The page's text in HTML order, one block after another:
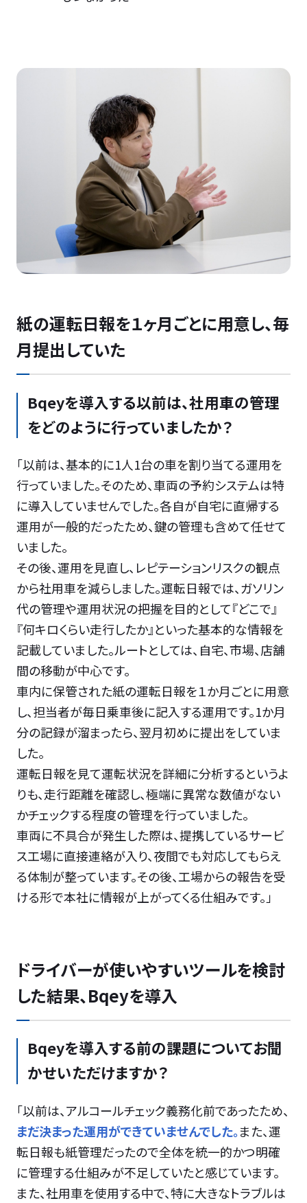
紙の運転日報を１ヶ月ごとに用意し、毎
月提出していた
Bqeyを導入する以前は、社用車の管理
をどのように行っていましたか？
「以前は、基本的に1人1台の車を割り当てる運用を
行っていました。そのため、車両の予約システムは特
に導入していませんでした。各自が自宅に直帰する
運用が一般的だったため、鍵の管理も含めて任せて
いました。
その後、運用を見直し、レピテーションリスクの観点
から社用車を減らしました。運転日報では、ガソリン
代の管理や運用状況の把握を目的として『どこで』
『何キロくらい走行したか』といった基本的な情報を
記載していました。ルートとしては、自宅、市場、店舗
間の移動が中心です。
車内に保管された紙の運転日報を１か月ごとに用意
し、担当者が毎日乗車後に記入する運用です。1か月
分の記録が溜まったら、翌月初めに提出をしていま
した。
運転日報を見て運転状況を詳細に分析するというよ
りも、走行距離を確認し、極端に異常な数値がない
かチェックする程度の管理を行っていました。
車両に不具合が発生した際は、提携しているサービ
ス工場に直接連絡が入り、夜間でも対応してもらえ
る体制が整っています。その後、工場からの報告を受
ける形で本社に情報が上がってくる仕組みです。」
ドライバーが使いやすいツールを検討
した結果、Bqeyを導入
Bqeyを導入する前の課題についてお聞
かせいただけますか？
「以前は、アルコールチェック義務化前であったため、
まだ決まった運用ができていませんでした。また、運
転日報も紙管理だったので全体を統一的かつ明確
に管理する仕組みが不足していたと感じています。
また、社用車を使用する中で、特に大きなトラブルは